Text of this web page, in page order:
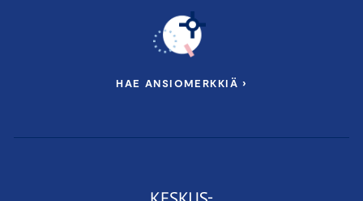
HAE ANSIOMERKKIÄ ›